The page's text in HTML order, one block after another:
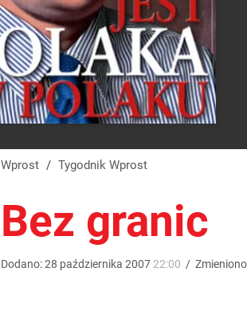
Wprost / Tygodnik Wprost
Bez granic
Dodano:28 października 2007 22:00 /